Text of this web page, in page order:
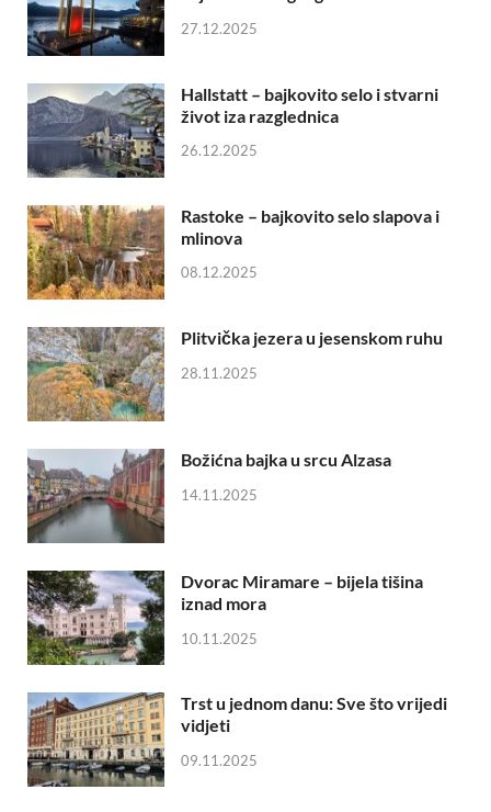
27.12.2025
Hallstatt – bajkovito selo i stvarni
život iza razglednica
26.12.2025
Rastoke – bajkovito selo slapova i
mlinova
08.12.2025
Plitvička jezera u jesenskom ruhu
28.11.2025
Božićna bajka u srcu Alzasa
14.11.2025
Dvorac Miramare – bijela tišina
iznad mora
10.11.2025
Trst u jednom danu: Sve što vrijedi
vidjeti
09.11.2025